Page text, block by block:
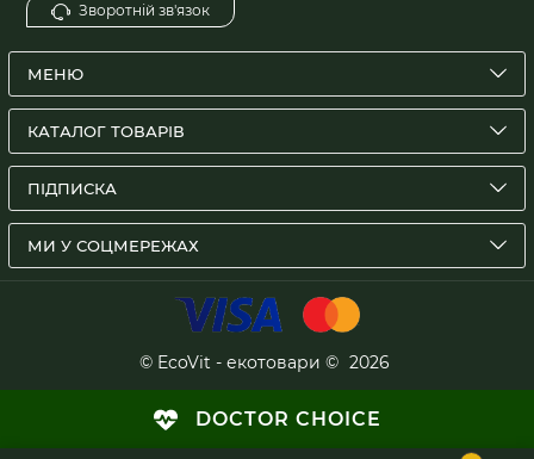
Зворотній зв'язок
МЕНЮ
КАТАЛОГ ТОВАРІВ
ПІДПИСКА
МИ У СОЦМЕРЕЖАХ
© EcoVit - екотовари © 2026
DOCTOR CHOICE